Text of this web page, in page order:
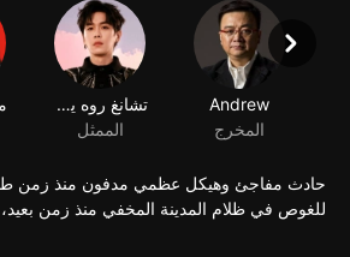
Andrew
المخرج
تشانغ روه يون
الممثل
حادث مفاجئ وهيكل عظمي مدفون منذ زمن
للغوص في ظلام المدينة المخفي منذ زمن